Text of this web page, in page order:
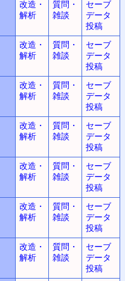
改造・
解析
質問・
雑談
セーブ
データ
投稿
改造・
解析
質問・
雑談
セーブ
データ
投稿
改造・
解析
質問・
雑談
セーブ
データ
投稿
改造・
解析
質問・
雑談
セーブ
データ
投稿
改造・
解析
質問・
雑談
セーブ
データ
投稿
改造・
解析
質問・
雑談
セーブ
データ
投稿
改造・
解析
質問・
雑談
セーブ
データ
投稿